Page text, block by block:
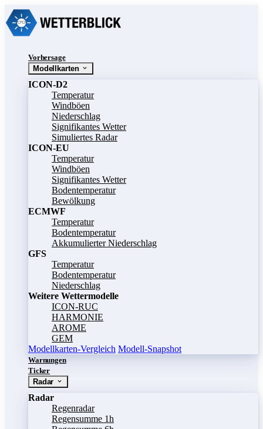
Vorhersage
Modellkarten
ICON-D2
Temperatur
Windböen
Niederschlag
Signifikantes Wetter
Simuliertes Radar
ICON-EU
Temperatur
Windböen
Signifikantes Wetter
Bodentemperatur
Bewölkung
ECMWF
Temperatur
Bodentemperatur
Akkumulierter Niederschlag
GFS
Temperatur
Bodentemperatur
Niederschlag
Weitere Wettermodelle
ICON-RUC
HARMONIE
AROME
GEM
Modellkarten-Vergleich Modell-Snapshot
Warnungen
Ticker
Radar
Radar
Regenradar
Regensumme 1h